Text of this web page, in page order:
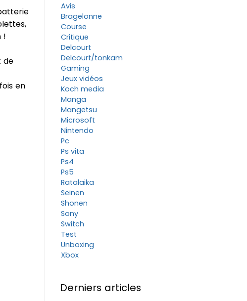
!
de
en
Avis
Bragelonne
Course
Critique
Delcourt
Delcourt/tonkam
Gaming
Jeux vidéos
Koch media
Manga
Mangetsu
Microsoft
Nintendo
Pc
Ps vita
Ps4
Ps5
Ratalaika
Seinen
Shonen
Sony
Switch
Test
Unboxing
Xbox
Derniers articles